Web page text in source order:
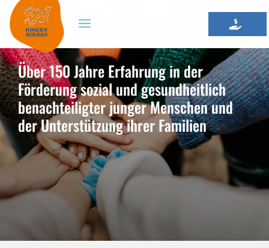
Über 150 Jahre Erfahrung in der
Förderung sozial und gesundheitlich
benachteiligter junger Menschen und
der Unterstützung ihrer Familien